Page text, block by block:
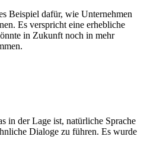
Beispiel dafür, wie Unternehmen
Es verspricht eine erhebliche
in Zukunft noch in mehr
in der Lage ist, natürliche Sprache
Dialoge zu führen. Es wurde